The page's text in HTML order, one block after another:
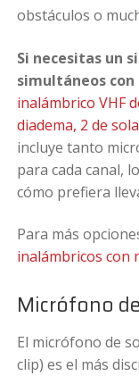
obstáculos o
Si necesitas un
simultáneos
inalámbrico VHF
diadema, 2 de
incluye tanto
para cada canal,
cómo prefiera
Para más
inalámbricos con
Micrófono
El micrófono de
clip) es el más